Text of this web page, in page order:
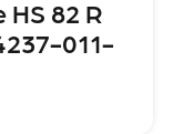
82 R
011-